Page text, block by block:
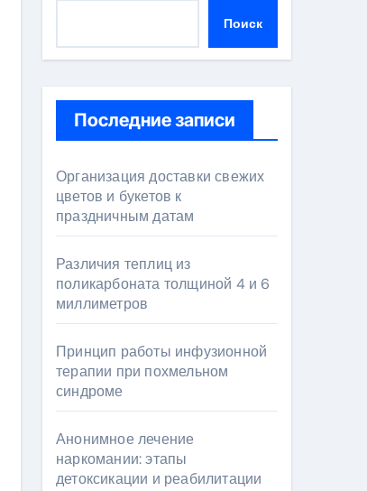
Поиск
Последние записи
Организация доставки свежих
цветов и букетов к
праздничным датам
Различия теплиц из
поликарбоната толщиной 4 и 6
миллиметров
Принцип работы инфузионной
терапии при похмельном
синдроме
Анонимное лечение
наркомании: этапы
детоксикации и реабилитации